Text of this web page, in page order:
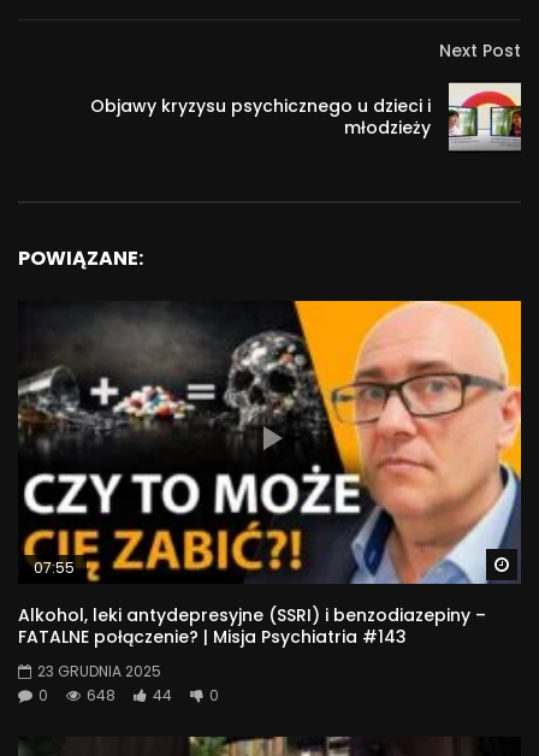
Next Post
Objawy kryzysu psychicznego u dzieci i
młodzieży
POWIĄZANE:
07:55
Alkohol, leki antydepresyjne (SSRI) i benzodiazepiny –
FATALNE połączenie? | Misja Psychiatria #143
23 GRUDNIA 2025
0
648 44 0